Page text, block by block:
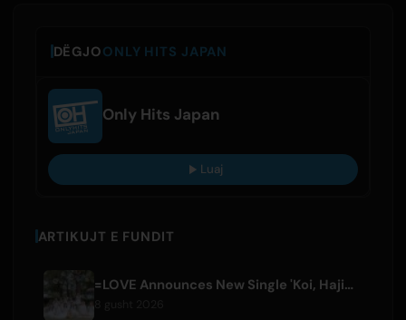
DËGJOONLY HITS JAPAN
Only Hits Japan
Luaj
ARTIKUJT E FUNDIT
=LOVE Announces New Single 'Koi, Hajimemashita.' and Tokyo Dome Concerts